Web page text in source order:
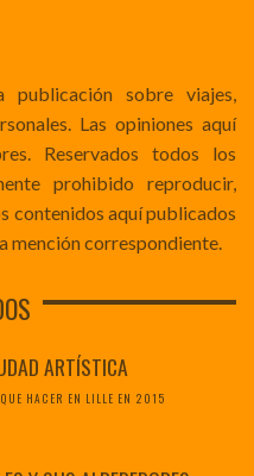
sobre viajes,
Las opiniones aquí
Reservados todos los
prohibido reproducir,
contenidos aquí publicados
mención correspondiente.
ARTÍSTICA
HACER EN LILLE EN 2015